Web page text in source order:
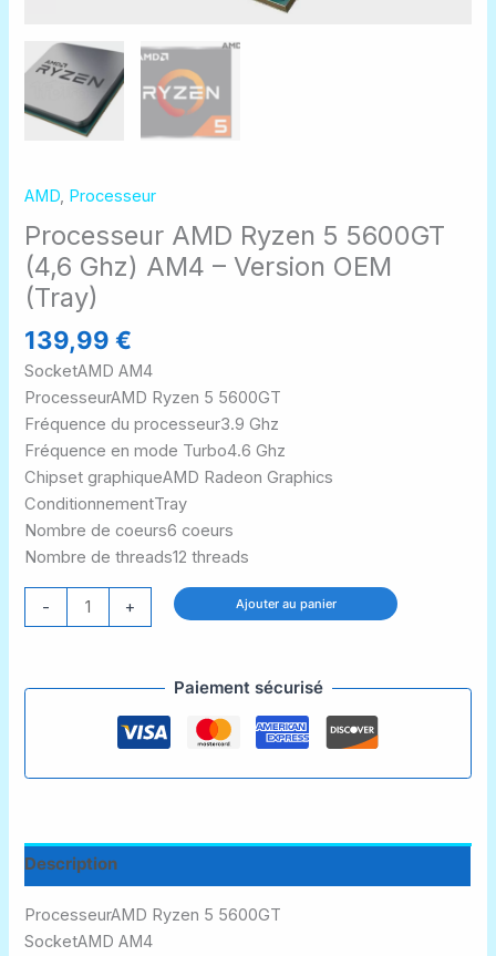
AMD, Processeur
Processeur AMD Ryzen 5 5600GT
(4,6 Ghz) AM4 – Version OEM
(Tray)
139,99€
SocketAMD AM4
ProcesseurAMD Ryzen 5 5600GT
Fréquence du processeur3.9 Ghz
Fréquence en mode Turbo4.6 Ghz
Chipset graphiqueAMD Radeon Graphics
ConditionnementTray
Nombre de coeurs6 coeurs
Nombre de threads12 threads
-
de
(4,6
AM4
-
Version
OEM
(Tray)
+ Ajouter au panier
Paiement sécurisé
Description
ProcesseurAMD Ryzen 5 5600GT
SocketAMD AM4